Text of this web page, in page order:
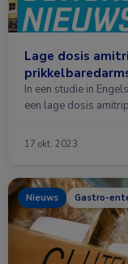
Lage dosis
In een studie in
een lage dosis
17 okt. 2023
Nieuws Gastro-